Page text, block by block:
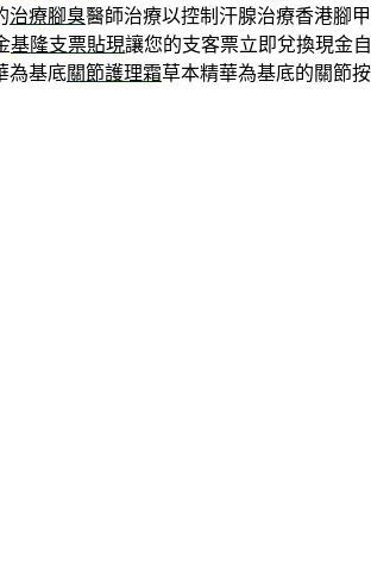
治療腳臭醫師治療以控制汗腺治療香港腳
基隆支票貼現讓您的支客票立即兌換現金
為基底關節護理霜草本精華為基底的關節